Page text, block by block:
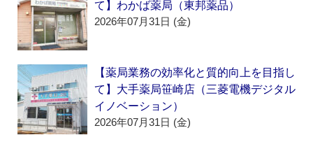
て】わかば薬局（東邦薬品）
2026年07月31日 (金)
【薬局業務の効率化と質的向上を目指し
て】大手薬局笹崎店（三菱電機デジタル
イノベーション）
2026年07月31日 (金)